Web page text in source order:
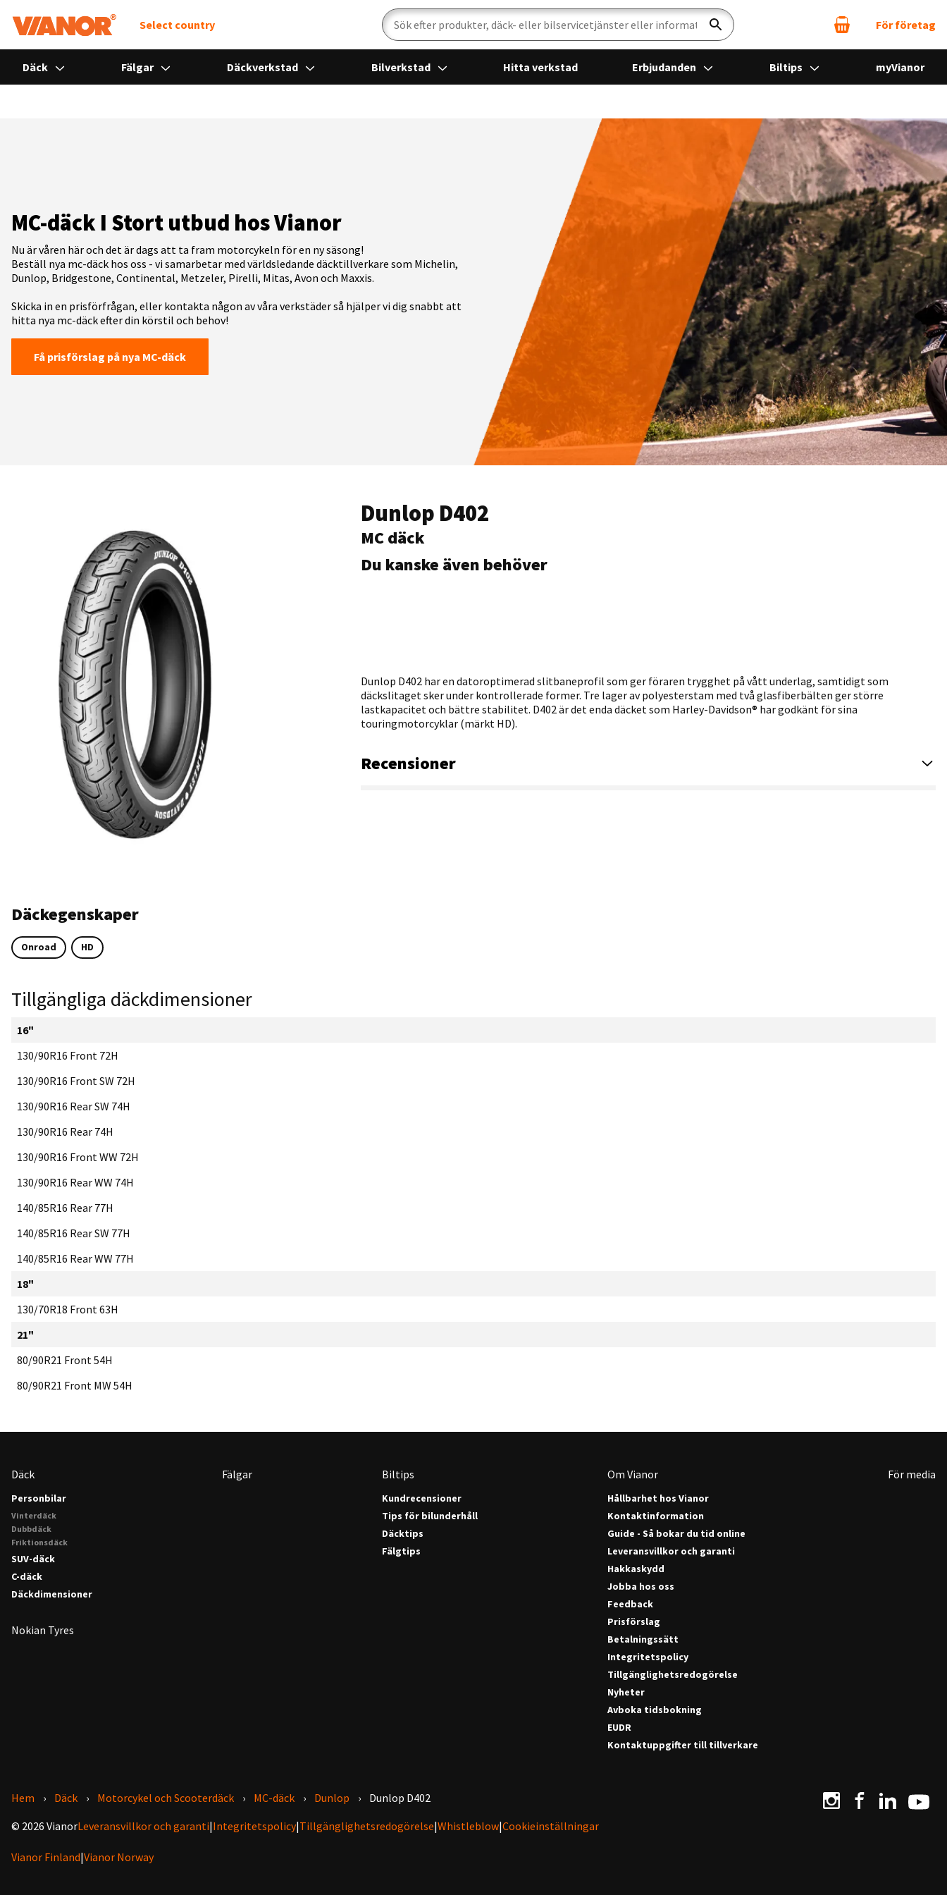
Select country Sök För företag
Däck Fälgar Däckverkstad Bilverkstad Hitta verkstad Erbjudanden Biltips myVianor
MC-däck I Stort utbud hos Vianor
Nu är våren här och det är dags att ta fram motorcykeln för en ny säsong!
Beställ nya mc-däck hos oss - vi samarbetar med världsledande däcktillverkare som Michelin,
Dunlop, Bridgestone, Continental, Metzeler, Pirelli, Mitas, Avon och Maxxis.
Skicka in en prisförfrågan, eller kontakta någon av våra verkstäder så hjälper vi dig snabbt att
hitta nya mc-däck efter din körstil och behov!
Få prisförslag på nya MC-däck
Däckegenskaper
Onroad HD
Dunlop D402
MC däck
Du kanske även behöver
Dunlop D402 har en datoroptimerad slitbaneprofil som ger föraren trygghet på vått underlag, samtidigt som
däckslitaget sker under kontrollerade former. Tre lager av polyesterstam med två glasfiberbälten ger större
lastkapacitet och bättre stabilitet. D402 är det enda däcket som Harley-Davidson® har godkänt för sina
touringmotorcyklar (märkt HD).
Recensioner
Tillgängliga däckdimensioner
16"
130/90R16 Front 72H
130/90R16 Front SW 72H
130/90R16 Rear SW 74H
130/90R16 Rear 74H
130/90R16 Front WW 72H
130/90R16 Rear WW 74H
140/85R16 Rear 77H
140/85R16 Rear SW 77H
140/85R16 Rear WW 77H
18"
130/70R18 Front 63H
21"
80/90R21 Front 54H
80/90R21 Front MW 54H
Däck
Personbilar
Vinterdäck
Dubbdäck
Friktionsdäck
SUV-däck
C-däck
Däckdimensioner
Nokian Tyres
Fälgar Biltips
Kundrecensioner
Tips för bilunderhåll
Däcktips
Fälgtips
Om Vianor
Hållbarhet hos Vianor
Kontaktinformation
Guide - Så bokar du tid online
Leveransvillkor och garanti
Hakkaskydd
Jobba hos oss
Feedback
Prisförslag
Betalningssätt
Integritetspolicy
Tillgänglighetsredogörelse
Nyheter
Avboka tidsbokning
EUDR
Kontaktuppgifter till tillverkare
För media
Hem Däck Motorcykel och Scooterdäck MC-däck Dunlop
Dunlop D402
© 2026 VianorLeveransvillkor och garanti|Integritetspolicy|Tillgänglighetsredogörelse|Whistleblow|Cookieinställningar
Vianor Finland|Vianor Norway